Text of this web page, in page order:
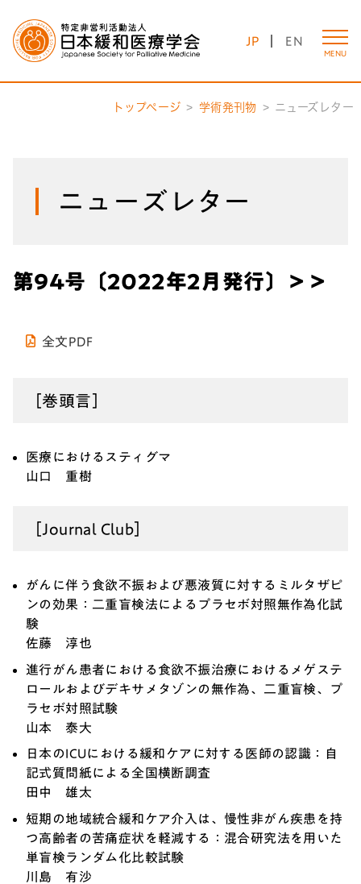
JP EN
MENU
トップページ 学術発刊物 ニューズレター
ニューズレター
第94号〔2022年2月発行〕＞＞
全文PDF
［巻頭言］
医療におけるスティグマ
山口 重樹
［Journal Club］
がんに伴う食欲不振および悪液質に対するミルタザピ
ンの効果：二重盲検法によるプラセボ対照無作為化試
験
佐藤 淳也
進行がん患者における食欲不振治療におけるメゲステ
ロールおよびデキサメタゾンの無作為、二重盲検、プ
ラセボ対照試験
山本 泰大
日本のICUにおける緩和ケアに対する医師の認識：自
記式質問紙による全国横断調査
田中 雄太
短期の地域統合緩和ケア介入は、慢性非がん疾患を持
つ高齢者の苦痛症状を軽減する：混合研究法を用いた
単盲検ランダム化比較試験
川島 有沙